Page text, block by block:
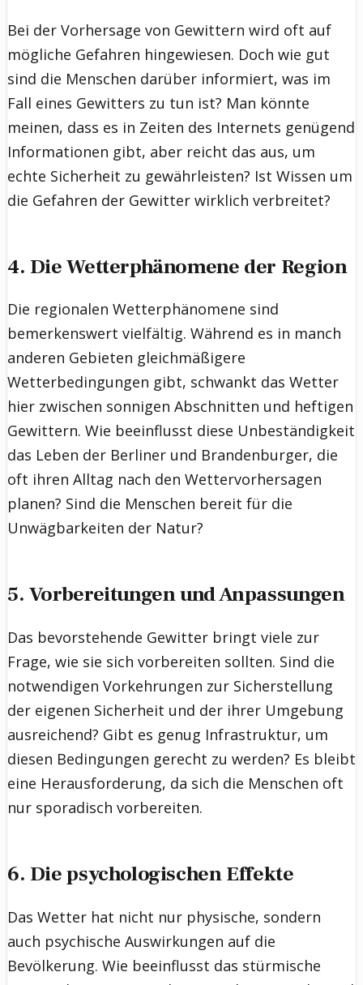
Bei der Vorhersage von Gewittern wird oft auf
mögliche Gefahren hingewiesen. Doch wie gut
sind die Menschen darüber informiert, was im
Fall eines Gewitters zu tun ist? Man könnte
meinen, dass es in Zeiten des Internets genügend
Informationen gibt, aber reicht das aus, um
echte Sicherheit zu gewährleisten? Ist Wissen um
die Gefahren der Gewitter wirklich verbreitet?
4. Die Wetterphänomene der Region
Die regionalen Wetterphänomene sind
bemerkenswert vielfältig. Während es in manch
anderen Gebieten gleichmäßigere
Wetterbedingungen gibt, schwankt das Wetter
hier zwischen sonnigen Abschnitten und heftigen
Gewittern. Wie beeinflusst diese Unbeständigkeit
das Leben der Berliner und Brandenburger, die
oft ihren Alltag nach den Wettervorhersagen
planen? Sind die Menschen bereit für die
Unwägbarkeiten der Natur?
5. Vorbereitungen und Anpassungen
Das bevorstehende Gewitter bringt viele zur
Frage, wie sie sich vorbereiten sollten. Sind die
notwendigen Vorkehrungen zur Sicherstellung
der eigenen Sicherheit und der ihrer Umgebung
ausreichend? Gibt es genug Infrastruktur, um
diesen Bedingungen gerecht zu werden? Es bleibt
eine Herausforderung, da sich die Menschen oft
nur sporadisch vorbereiten.
6. Die psychologischen Effekte
Das Wetter hat nicht nur physische, sondern
auch psychische Auswirkungen auf die
Bevölkerung. Wie beeinflusst das stürmische